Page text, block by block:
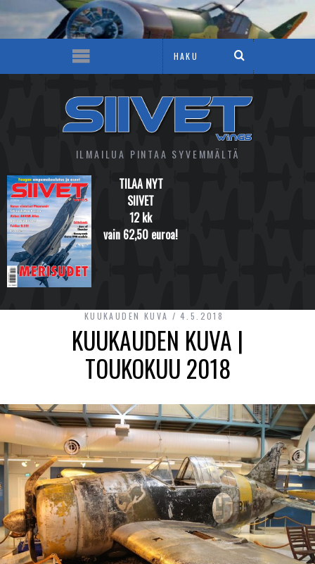
ILMAILUA PINTAA SYVEMMÄLTÄ
TILAA NYT
SIIVET
12 kk
vain 62,50 euroa!
KUUKAUDEN KUVA 4.5.2018
KUUKAUDEN KUVA |
TOUKOKUU 2018